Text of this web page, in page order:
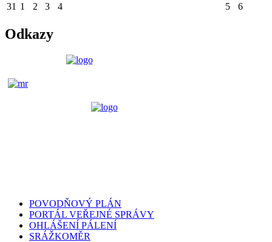
31 1 2 3 4 5 6
Odkazy
POVODŇOVÝ PLÁN
PORTÁL VEŘEJNÉ SPRÁVY
OHLÁŠENÍ PÁLENÍ
SRÁŽKOMĚR